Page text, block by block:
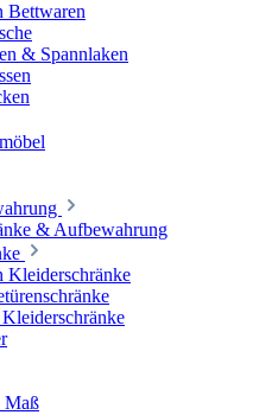
Bettwaren
& Spannlaken
& Aufbewahrung
Kleiderschränke
Maß